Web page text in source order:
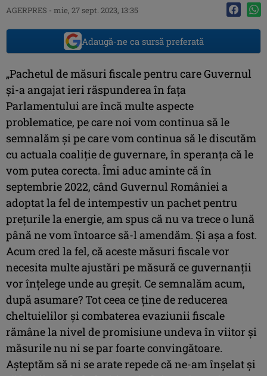
AGERPRES - mie, 27 sept. 2023, 13:35
Adaugă-ne ca sursă preferată
„Pachetul de măsuri fiscale pentru care Guvernul
şi-a angajat ieri răspunderea în faţa
Parlamentului are încă multe aspecte
problematice, pe care noi vom continua să le
semnalăm şi pe care vom continua să le discutăm
cu actuala coaliţie de guvernare, în speranţa că le
vom putea corecta. Îmi aduc aminte că în
septembrie 2022, când Guvernul României a
adoptat la fel de intempestiv un pachet pentru
preţurile la energie, am spus că nu va trece o lună
până ne vom întoarce să-l amendăm. Şi aşa a fost.
Acum cred la fel, că aceste măsuri fiscale vor
necesita multe ajustări pe măsură ce guvernanţii
vor înţelege unde au greşit. Ce semnalăm acum,
după asumare? Tot ceea ce ţine de reducerea
cheltuielilor şi combaterea evaziunii fiscale
rămâne la nivel de promisiune undeva în viitor şi
măsurile nu ni se par foarte convingătoare.
Aşteptăm să ni se arate repede că ne-am înşelat şi